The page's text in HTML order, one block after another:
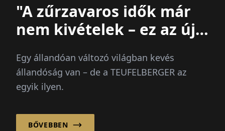
"A zűrzavaros idők már
nem kivételek – ez az új
Egy állandóan változó világban kevés
állandóság van – de a TEUFELBERGER az
egyik ilyen.
BŐVEBBEN